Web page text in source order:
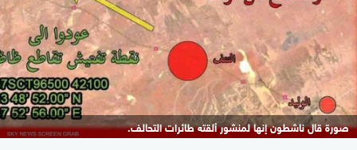
صورة قال ناشطون إنها لمنشور ألقته طائرات التحالف.